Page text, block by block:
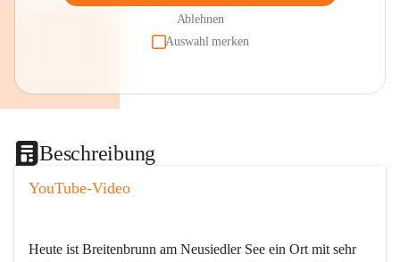
Ablehnen
Auswahl merken
Beschreibung
YouTube-Video
Heute ist Breitenbrunn am Neusiedler See ein Ort mit sehr